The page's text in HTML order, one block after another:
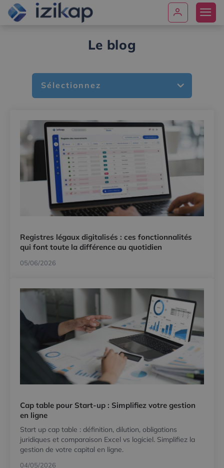
Le blog
Sélectionnez
Registres légaux digitalisés : ces fonctionnalités
qui font toute la différence au quotidien
05/06/2026
Cap table pour Start-up : Simplifiez votre gestion
en ligne
Start up cap table : définition, dilution, obligations
juridiques et comparaison Excel vs logiciel. Simplifiez la
gestion de votre capital en ligne.
04/05/2026